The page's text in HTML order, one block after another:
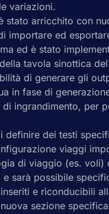
variazioni.
stato arricchito con
importare ed
ed è stato
tavola sinottica del
di generare gli
in fase di
ingrandimento, per
definire dei testi
viaggi
di viaggio (es. voli)
sarà possibile
e riconducibili
sezione